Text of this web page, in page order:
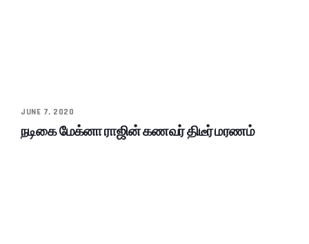
JUNE 7, 2020
நடிகை மேக்னா ராஜின் கணவர் திடீர் மரணம்